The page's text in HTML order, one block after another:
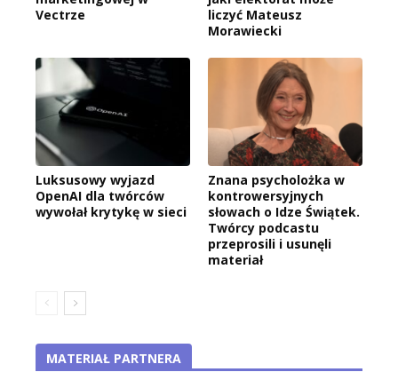
Vectrze
liczyć Mateusz
Morawiecki
Luksusowy wyjazd
OpenAI dla twórców
wywołał krytykę w sieci
Znana psycholożka w
kontrowersyjnych
słowach o Idze Świątek.
Twórcy podcastu
przeprosili i usunęli
materiał
MATERIAŁ PARTNERA